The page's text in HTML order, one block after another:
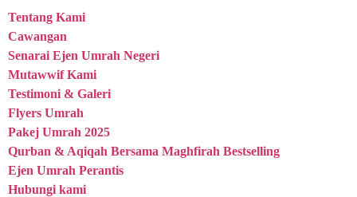
Tentang Kami
Cawangan
Senarai Ejen Umrah Negeri
Mutawwif Kami
Testimoni & Galeri
Flyers Umrah
Pakej Umrah 2025
Qurban & Aqiqah Bersama Maghfirah Bestselling
Ejen Umrah Perantis
Hubungi kami